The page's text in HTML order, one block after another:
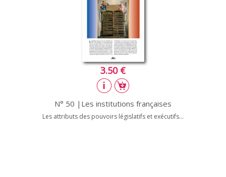
3.50 €
N° 50 |Les institutions françaises
Les attributs des pouvoirs législatifs et exécutifs...